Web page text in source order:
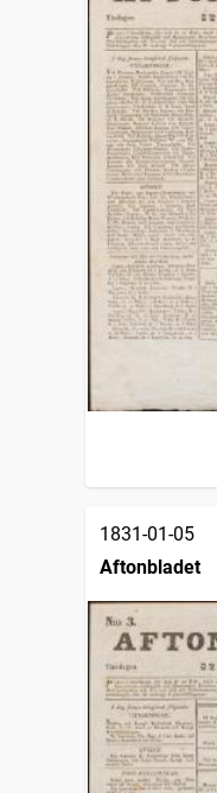
1831-01-05
Aftonbladet